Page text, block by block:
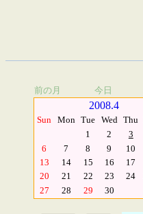
前の月 今日
2008.4
Sun Mon Tue Wed Thu
1
2 3
6
7 8 9 10
13
14 15 16 17
20
21 22 23 24
27
28 29 30